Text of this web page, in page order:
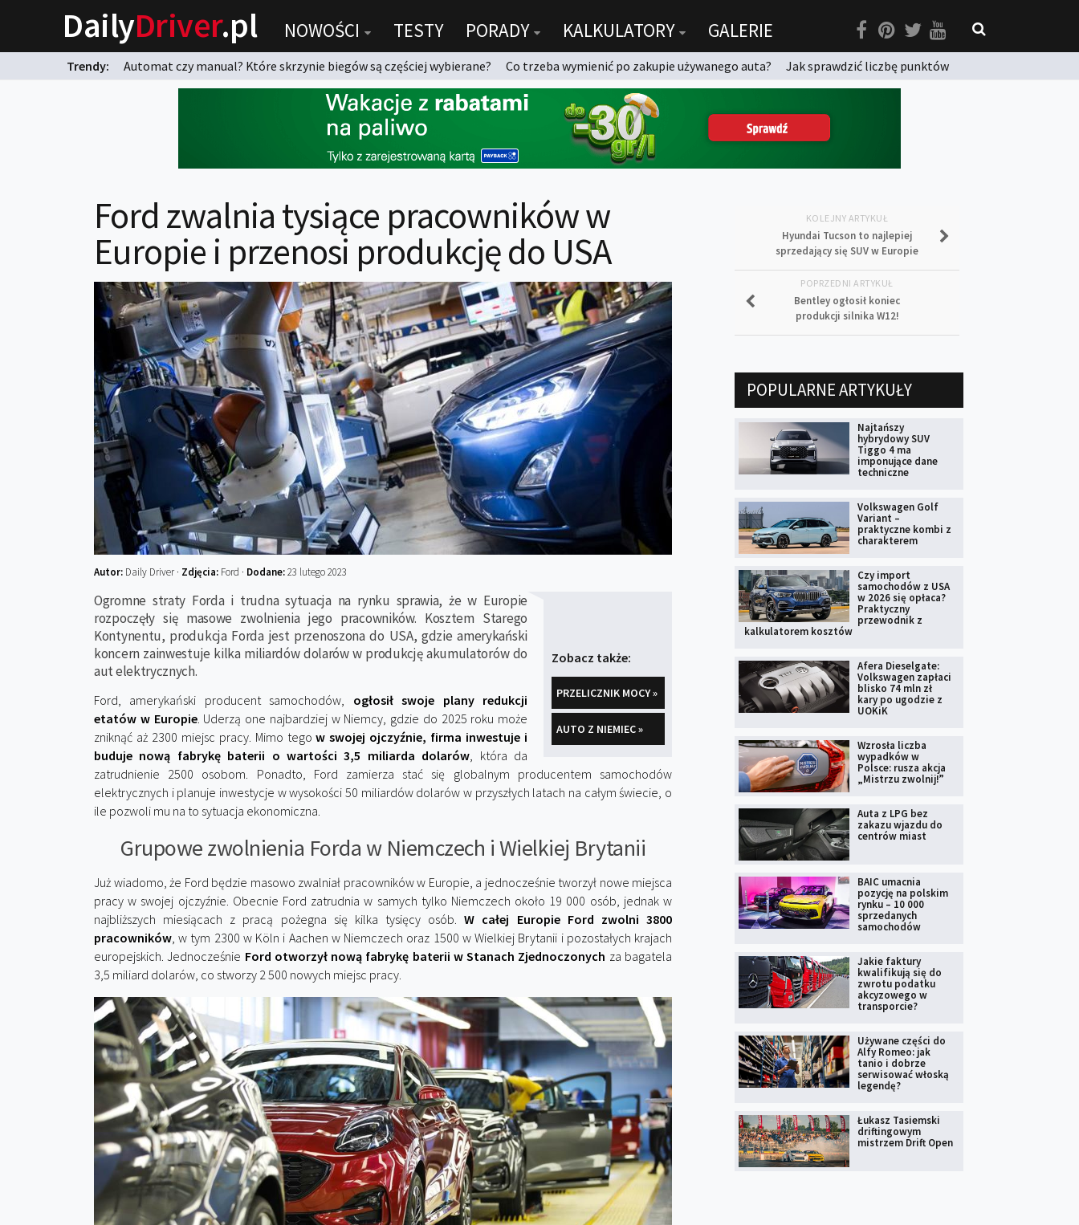
DailyDriver.pl NOWOŚCI TESTY PORADY KALKULATORY GALERIE
Trendy: Automat czy manual? Które skrzynie biegów są częściej wybierane? Co trzeba wymienić po zakupie używanego auta?
Jak sprawdzić liczbę punktów
Ford zwalnia tysiące pracowników w
Europie i przenosi produkcję do USA
Autor: Daily Driver · Zdjęcia: Ford · Dodane:23 lutego 2023
Zobacz także:
PRZELICZNIK MOCY »
AUTO Z NIEMIEC »
Ogromne straty Forda i trudna sytuacja na rynku sprawia, że w Europie
rozpoczęły się masowe zwolnienia jego pracowników. Kosztem Starego
Kontynentu, produkcja Forda jest przenoszona do USA, gdzie amerykański
koncern zainwestuje kilka miliardów dolarów w produkcję akumulatorów do
aut elektrycznych.
Ford, amerykański producent samochodów, ogłosił swoje plany redukcji
etatów w Europie. Uderzą one najbardziej w Niemcy, gdzie do 2025 roku może
zniknąć aż 2300 miejsc pracy. Mimo tegow swojej ojczyźnie, firma inwestuje i
buduje nową fabrykę baterii o wartości 3,5 miliarda dolarów, która da
zatrudnienie 2500 osobom. Ponadto, Ford zamierza stać się globalnym producentem samochodów
elektrycznych i planuje inwestycje w wysokości 50 miliardów dolarów w przyszłych latach na całym świecie, o
ile pozwoli mu na to sytuacja ekonomiczna.
Grupowe zwolnienia Forda w Niemczech i Wielkiej Brytanii
Już wiadomo, że Ford będzie masowo zwalniał pracowników w Europie, a jednocześnie tworzył nowe miejsca
pracy w swojej ojczyźnie. Obecnie Ford zatrudnia w samych tylko Niemczech około 19 000 osób, jednak w
najbliższych miesiącach z pracą pożegna się kilka tysięcy osób.W całej Europie Ford zwolni 3800
pracowników, w tym 2300 w Köln i Aachen w Niemczech oraz 1500 w Wielkiej Brytanii i pozostałych krajach
europejskich. Jednocześnie Ford otworzył nową fabrykę baterii w Stanach Zjednoczonych za bagatela
3,5 miliard dolarów, co stworzy 2 500 nowych miejsc pracy.
KOLEJNY ARTYKUŁ
Hyundai Tucson to najlepiej
sprzedający się SUV w Europie
POPRZEDNI ARTYKUŁ
Bentley ogłosił koniec
produkcji silnika W12!
POPULARNE ARTYKUŁY
Najtańszy
hybrydowy SUV
Tiggo 4 ma
imponujące dane
techniczne
Volkswagen Golf
Variant –
praktyczne kombi z
charakterem
Czy import
samochodów z USA
w 2026 się opłaca?
Praktyczny
przewodnik z
kalkulatorem kosztów
Afera Dieselgate:
Volkswagen zapłaci
blisko 74 mln zł
kary po ugodzie z
UOKiK
Wzrosła liczba
wypadków w
Polsce: rusza akcja
„Mistrzu zwolnij!”
Auta z LPG bez
zakazu wjazdu do
centrów miast
BAIC umacnia
pozycję na polskim
rynku – 10 000
sprzedanych
samochodów
Jakie faktury
kwalifikują się do
zwrotu podatku
akcyzowego w
transporcie?
Używane części do
Alfy Romeo: jak
tanio i dobrze
serwisować włoską
legendę?
Łukasz Tasiemski
driftingowym
mistrzem Drift Open